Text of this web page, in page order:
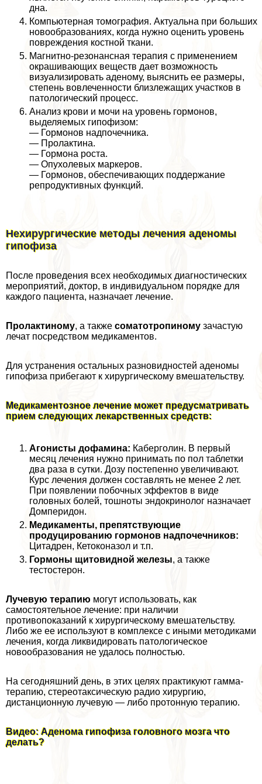
дна.
Компьютерная томография. Актуальна при больших
новообразованиях, когда нужно оценить уровень
повреждения костной ткани.
Магнитно-резонансная терапия с применением
окрашивающих веществ дает возможность
визуализировать аденому, выяснить ее размеры,
степень вовлеченности близлежащих участков в
патологический процесс.
Анализ крови и мочи на уровень гормонов,
выделяемых гипофизом:
— Гормонов надпочечника.
— Пролактина.
— Гормона роста.
— Опухолевых маркеров.
— Гормонов, обеспечивающих поддержание
репродуктивных функций.
Нехирургические методы лечения аденомы
гипофиза
После проведения всех необходимых диагностических
мероприятий, доктор, в индивидуальном порядке для
каждого пациента, назначает лечение.
Пролактиному, а также соматотропиному зачастую
лечат посредством медикаментов.
Для устранения остальных разновидностей аденомы
гипофиза прибегают к хирургическому вмешательству.
Медикаментозное лечение может предусматривать
прием следующих лекарственных средств:
Агонисты дофамина: Каберголин. В первый
месяц лечения нужно принимать по пол таблетки
два раза в сутки. Дозу постепенно увеличивают.
Курс лечения должен составлять не менее 2 лет.
При появлении побочных эффектов в виде
головных болей, тошноты эндокринолог назначает
Домперидон.
Медикаменты, препятствующие
продуцированию гормонов надпочечников:
Цитадрен, Кетоконазол и т.п.
Гормоны щитовидной железы, а также
тестостерон.
Лучевую терапию могут использовать, как
самостоятельное лечение: при наличии
противопоказаний к хирургическому вмешательству.
Либо же ее используют в комплексе с иными методиками
лечения, когда ликвидировать патологическое
новообразования не удалось полностью.
На сегодняшний день, в этих целях пpaктикуют гамма-
терапию, стереотаксическую радио хирургию,
дистанционную лучевую — либо протонную терапию.
Видео: Аденома гипофиза головного мозга что
делать?